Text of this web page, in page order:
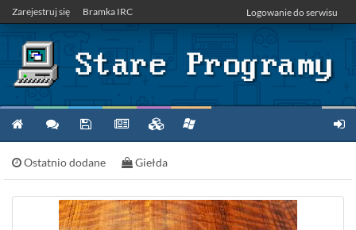
Zarejestruj się Bramka IRC Logowanie do serwisu
Ostatnio dodane Giełda